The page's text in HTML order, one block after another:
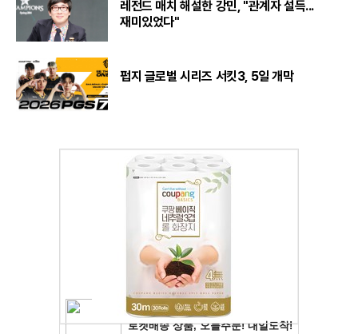
레전드 매치 해설한 강민, "관계자 설득...
재미있었다"
펍지 글로벌 시리즈 서킷3, 5일 개막